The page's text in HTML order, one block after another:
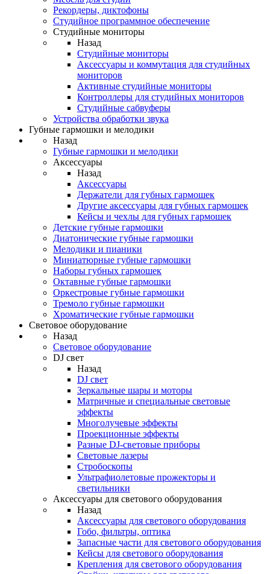
Рекордеры, диктофоны
Студийное программное обеспечение
Студийные мониторы
Назад
Студийные мониторы
Аксессуары и коммутация для студийных
мониторов
Активные студийные мониторы
Контроллеры для студийных мониторов
Студийные сабвуферы
Устройства обработки звука
Губные гармошки и мелодики
Назад
Губные гармошки и мелодики
Аксессуары
Назад
Аксессуары
Держатели для губных гармошек
Другие аксессуары для губных гармошек
Кейсы и чехлы для губных гармошек
Детские губные гармошки
Диатонические губные гармошки
Мелодики и пианики
Миниатюрные губные гармошки
Наборы губных гармошек
Октавные губные гармошки
Оркестровые губные гармошки
Тремоло губные гармошки
Хроматические губные гармошки
Световое оборудование
Назад
Световое оборудование
DJ свет
Назад
DJ свет
Зеркальные шары и моторы
Матричные и специальные световые
эффекты
Многолучевые эффекты
Проекционные эффекты
Разные DJ-световые приборы
Световые лазеры
Стробоскопы
Ультрафиолетовые прожекторы и
светильники
Аксессуары для светового оборудования
Назад
Аксессуары для светового оборудования
Гобо, фильтры, оптика
Запасные части для светового оборудования
Кейсы для светового оборудования
Крепления для светового оборудования